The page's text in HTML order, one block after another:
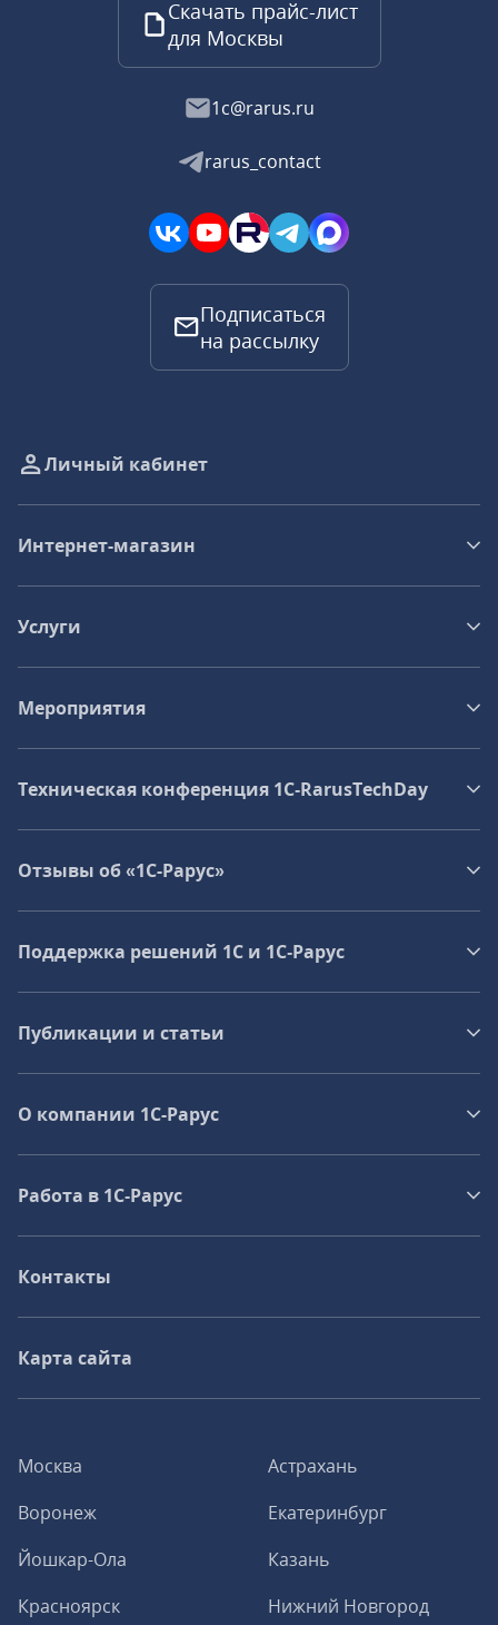
Скачать прайс-лист
для Москвы
1c@rarus.ru
rarus_contact
Подписаться
на рассылку
Москва
Астрахань
Воронеж
Екатеринбург
Йошкар-Ола
Казань
Красноярск
Нижний Новгород
Личный кабинет
Интернет-магазин
Услуги
Мероприятия
Техническая конференция 1C‑RarusTechDay
Отзывы об «1С-Рарус»
Поддержка решений 1С и 1С‑Рарус
Публикации и статьи
О компании 1C-Рарус
Работа в 1С‑Рарус
Контакты
Карта сайта